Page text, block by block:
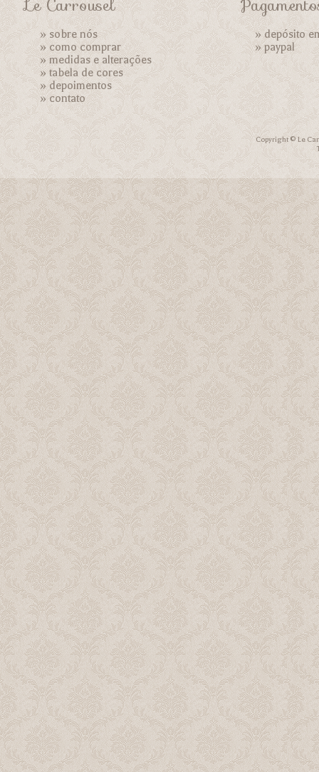
Le Carrousel
» sobre nós
»como comprar
»medidas e alterações
»tabela de cores
»depoimentos
»contato
» depósito
»paypal
Copyright © Le